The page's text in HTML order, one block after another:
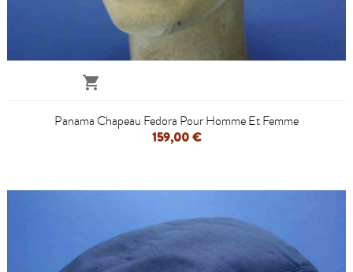

Panama Chapeau Fedora Pour Homme Et Femme
159,00 €